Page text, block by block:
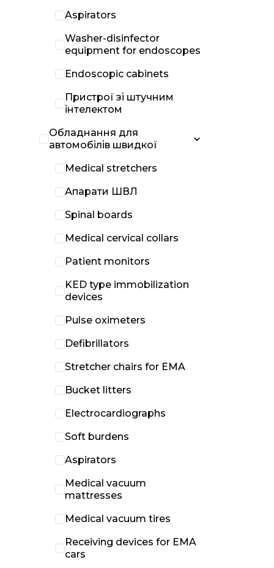
Aspirators
Washer-disinfector
equipment for endoscopes
Endoscopic cabinets
Пристрої зі штучним
інтелектом
Обладнання для
автомобілів швидкої
Medical stretchers
Апарати ШВЛ
Spinal boards
Medical cervical collars
Patient monitors
KED type immobilization
devices
Pulse oximeters
Defibrillators
Stretcher chairs for EMA
Bucket litters
Electrocardiographs
Soft burdens
Aspirators
Medical vacuum
mattresses
Medical vacuum tires
Receiving devices for EMA
cars